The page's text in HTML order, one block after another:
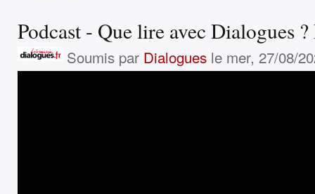
Podcast - Que lire avec Dialogues
Soumis par Dialoguesle mer, 27/08/